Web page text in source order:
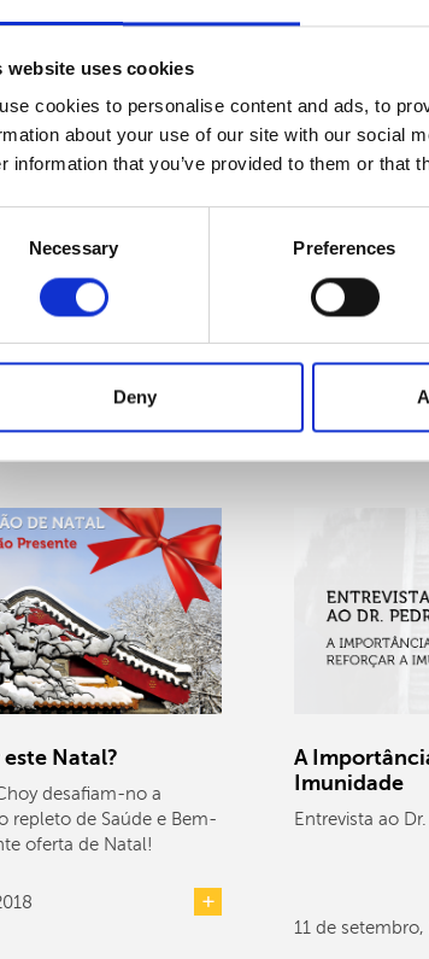
website uses cookies
cookies to personalise content and ads, to
about your use of our site with our social
information that you’ve provided to them or that
Necessary Preferences
Deny
Natal?
desafiam-no a
repleto de Saúde e Bem-
oferta de Natal!
A
Imunidade
Entrevista ao
11 de setembro,